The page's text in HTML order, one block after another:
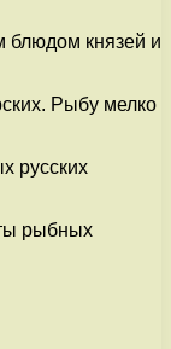
блюдом князей и
Рыбу мелко
русских
рыбных